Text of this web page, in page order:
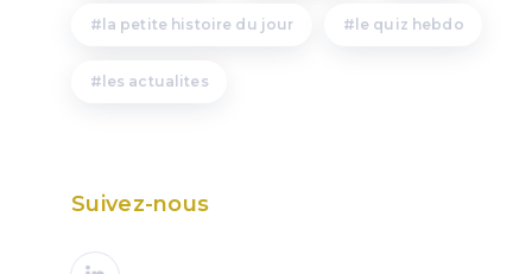
la petite histoire du jour le quiz hebdo
les actualites
Suivez-nous